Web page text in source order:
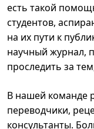
есть такой
студентов,
на их пути к
научный журнал,
проследить за
В нашей команде
переводчики,
консультанты.